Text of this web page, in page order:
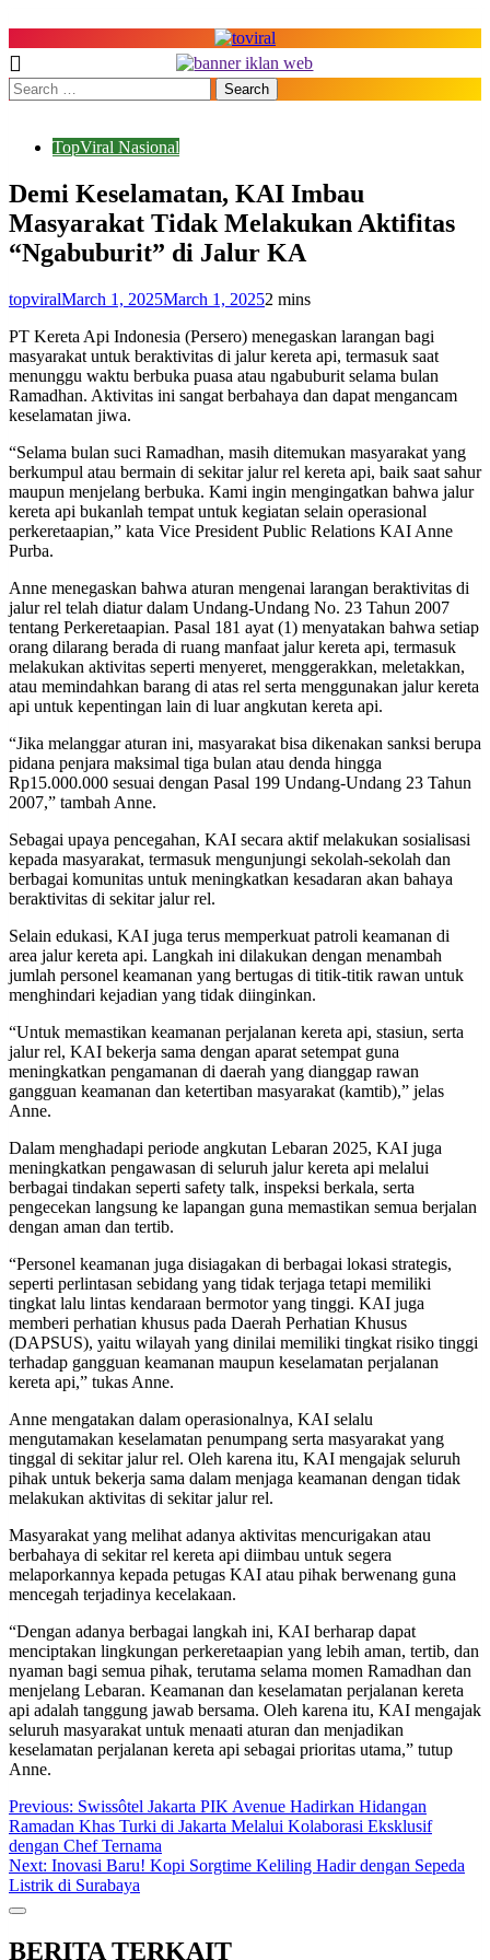
content
Top Viral
TopViral Nasional
Demi Keselamatan, KAI Imbau
Masyarakat Tidak Melakukan Aktifitas
“Ngabuburit” di Jalur KA
topviralMarch 1, 2025March 1, 20252 mins
PT Kereta Api Indonesia (Persero) menegaskan larangan bagi
masyarakat untuk beraktivitas di jalur kereta api, termasuk saat
menunggu waktu berbuka puasa atau ngabuburit selama bulan
Ramadhan. Aktivitas ini sangat berbahaya dan dapat mengancam
keselamatan jiwa.
“Selama bulan suci Ramadhan, masih ditemukan masyarakat yang
berkumpul atau bermain di sekitar jalur rel kereta api, baik saat sahur
maupun menjelang berbuka. Kami ingin mengingatkan bahwa jalur
kereta api bukanlah tempat untuk kegiatan selain operasional
perkeretaapian,” kata Vice President Public Relations KAI Anne
Purba.
Anne menegaskan bahwa aturan mengenai larangan beraktivitas di
jalur rel telah diatur dalam Undang-Undang No. 23 Tahun 2007
tentang Perkeretaapian. Pasal 181 ayat (1) menyatakan bahwa setiap
orang dilarang berada di ruang manfaat jalur kereta api, termasuk
melakukan aktivitas seperti menyeret, menggerakkan, meletakkan,
atau memindahkan barang di atas rel serta menggunakan jalur kereta
api untuk kepentingan lain di luar angkutan kereta api.
“Jika melanggar aturan ini, masyarakat bisa dikenakan sanksi berupa
pidana penjara maksimal tiga bulan atau denda hingga
Rp15.000.000 sesuai dengan Pasal 199 Undang-Undang 23 Tahun
2007,” tambah Anne.
Sebagai upaya pencegahan, KAI secara aktif melakukan sosialisasi
kepada masyarakat, termasuk mengunjungi sekolah-sekolah dan
berbagai komunitas untuk meningkatkan kesadaran akan bahaya
beraktivitas di sekitar jalur rel.
Selain edukasi, KAI juga terus memperkuat patroli keamanan di
area jalur kereta api. Langkah ini dilakukan dengan menambah
jumlah personel keamanan yang bertugas di titik-titik rawan untuk
menghindari kejadian yang tidak diinginkan.
“Untuk memastikan keamanan perjalanan kereta api, stasiun, serta
jalur rel, KAI bekerja sama dengan aparat setempat guna
meningkatkan pengamanan di daerah yang dianggap rawan
gangguan keamanan dan ketertiban masyarakat (kamtib),” jelas
Anne.
Dalam menghadapi periode angkutan Lebaran 2025, KAI juga
meningkatkan pengawasan di seluruh jalur kereta api melalui
berbagai tindakan seperti safety talk, inspeksi berkala, serta
pengecekan langsung ke lapangan guna memastikan semua berjalan
dengan aman dan tertib.
“Personel keamanan juga disiagakan di berbagai lokasi strategis,
seperti perlintasan sebidang yang tidak terjaga tetapi memiliki
tingkat lalu lintas kendaraan bermotor yang tinggi. KAI juga
memberi perhatian khusus pada Daerah Perhatian Khusus
(DAPSUS), yaitu wilayah yang dinilai memiliki tingkat risiko tinggi
terhadap gangguan keamanan maupun keselamatan perjalanan
kereta api,” tukas Anne.
Anne mengatakan dalam operasionalnya, KAI selalu
mengutamakan keselamatan penumpang serta masyarakat yang
tinggal di sekitar jalur rel. Oleh karena itu, KAI mengajak seluruh
pihak untuk bekerja sama dalam menjaga keamanan dengan tidak
melakukan aktivitas di sekitar jalur rel.
Masyarakat yang melihat adanya aktivitas mencurigakan atau
berbahaya di sekitar rel kereta api diimbau untuk segera
melaporkannya kepada petugas KAI atau pihak berwenang guna
mencegah terjadinya kecelakaan.
“Dengan adanya berbagai langkah ini, KAI berharap dapat
menciptakan lingkungan perkeretaapian yang lebih aman, tertib, dan
nyaman bagi semua pihak, terutama selama momen Ramadhan dan
menjelang Lebaran. Keamanan dan keselamatan perjalanan kereta
api adalah tanggung jawab bersama. Oleh karena itu, KAI mengajak
seluruh masyarakat untuk menaati aturan dan menjadikan
keselamatan perjalanan kereta api sebagai prioritas utama,” tutup
Anne.
Post
navigation
Previous: Swissôtel Jakarta PIK Avenue Hadirkan Hidangan
Ramadan Khas Turki di Jakarta Melalui Kolaborasi Eksklusif
dengan Chef Ternama
Next: Inovasi Baru! Kopi Sorgtime Keliling Hadir dengan Sepeda
Listrik di Surabaya
BERITA TERKAIT